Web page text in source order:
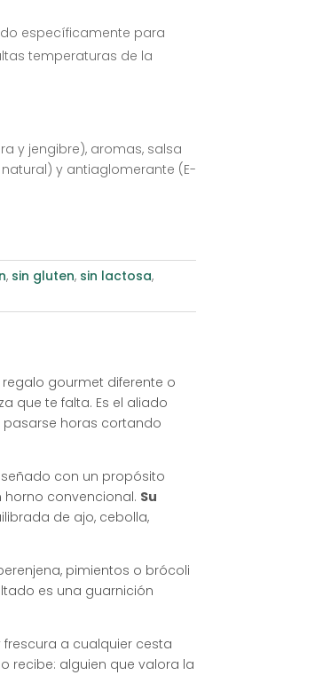
específicamente para
temperaturas de la
y jengibre), aromas, salsa
y antiaglomerante (E-
, sin gluten, sin lactosa,
gourmet diferente o
que te falta. Es el aliado
horas cortando
con un propósito
horno convencional. Su
de ajo, cebolla,
pimientos o brócoli
es una guarnición
a cualquier cesta
recibe: alguien que valora la